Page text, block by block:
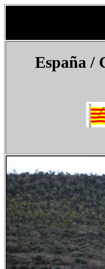
España/